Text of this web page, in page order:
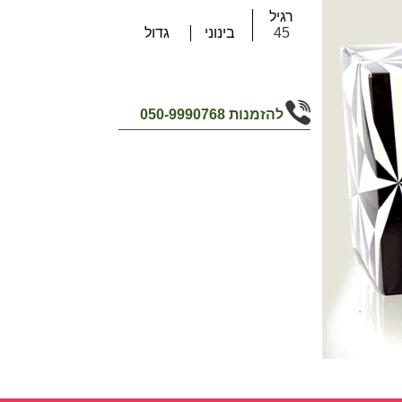
רגיל
45
בינוני גדול
להזמנות050-9990768